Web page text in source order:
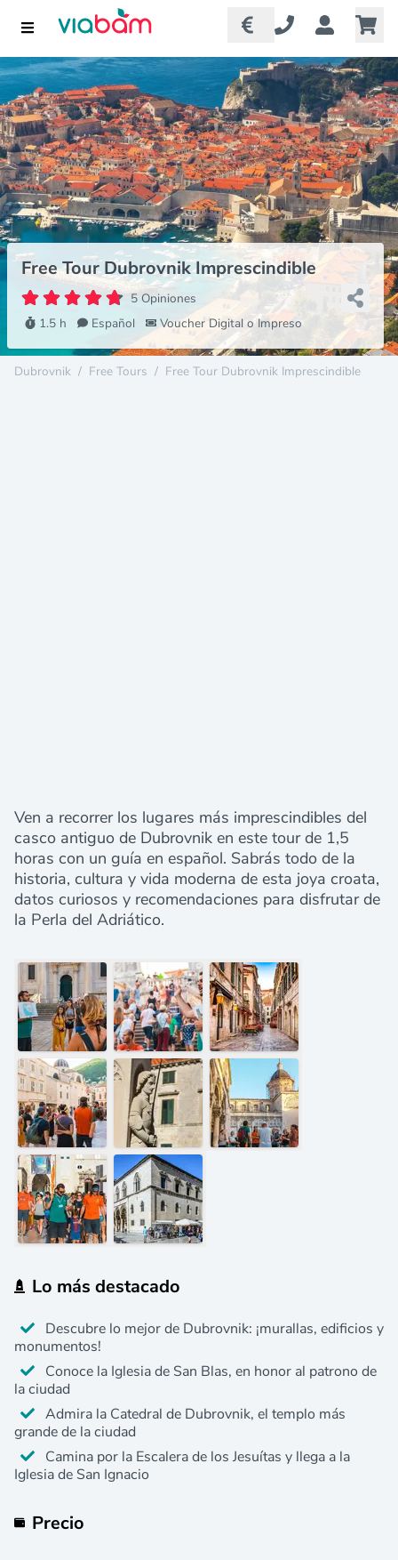
Free Tour Dubrovnik Imprescindible
5 Opiniones
1.5 h
Español Voucher Digital o Impreso
Dubrovnik / Free Tours / Free Tour Dubrovnik Imprescindible
Ven a recorrer los lugares más imprescindibles del
casco antiguo de Dubrovnik en este tour de 1,5
horas con un guía en español. Sabrás todo de la
historia, cultura y vida moderna de esta joya croata,
datos curiosos y recomendaciones para disfrutar de
la Perla del Adriático.
Lo más destacado
Descubre lo mejor de Dubrovnik: ¡murallas, edificios y
monumentos!
Conoce la Iglesia de San Blas, en honor al patrono de
la ciudad
Admira la Catedral de Dubrovnik, el templo más
grande de la ciudad
Camina por la Escalera de los Jesuítas y llega a la
Iglesia de San Ignacio
Precio